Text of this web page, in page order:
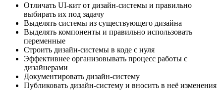
Отличать UI-кит от дизайн-системы и правильно
выбирать их под задачу
Выделять системы из существующего дизайна
Выделять компоненты и правильно использовать
переменные
Строить дизайн-системы в коде с нуля
Эффективнее организовывать процесс работы с
дизайнерами
Документировать дизайн-систему
Публиковать дизайн-систему и вносить в неё изменения